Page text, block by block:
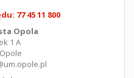
77 45 11 800
Opola
1 A